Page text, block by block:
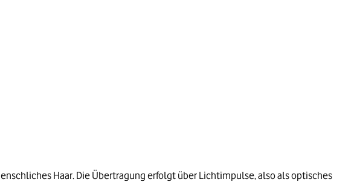
Haar. Die Übertragung erfolgt über Lichtimpulse, also als optisches